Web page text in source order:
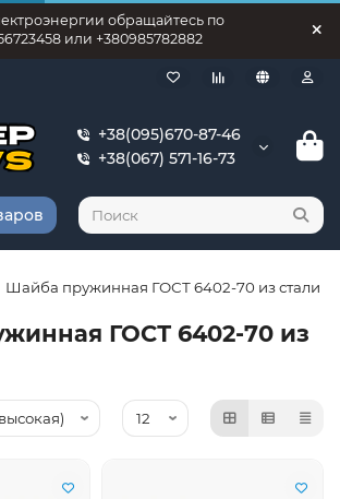
обращайтесь по
или +380985782882
+38(095)670-87-46
+38(067) 571-16-73
Шайба пружинная ГОСТ 6402-70 из стали
ГОСТ 6402-70 из